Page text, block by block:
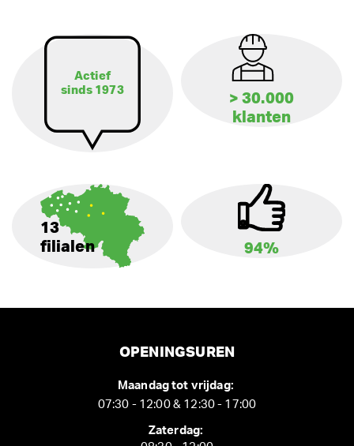
Actief
sinds 1973
> 30.000
klanten
13
filialen
94%
OPENINGSUREN
Maandag tot vrijdag:
07:30 - 12:00 & 12:30 - 17:00
Zaterdag: